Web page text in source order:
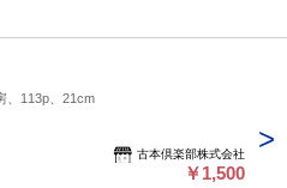
、113p、21cm
古本倶楽部株式会社
￥1,500